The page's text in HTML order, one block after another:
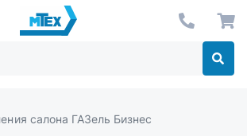
салона ГАЗель Бизнес